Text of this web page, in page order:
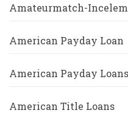
Amateurmatch-
American Payday Loan
American Payday Loans
American Title Loans